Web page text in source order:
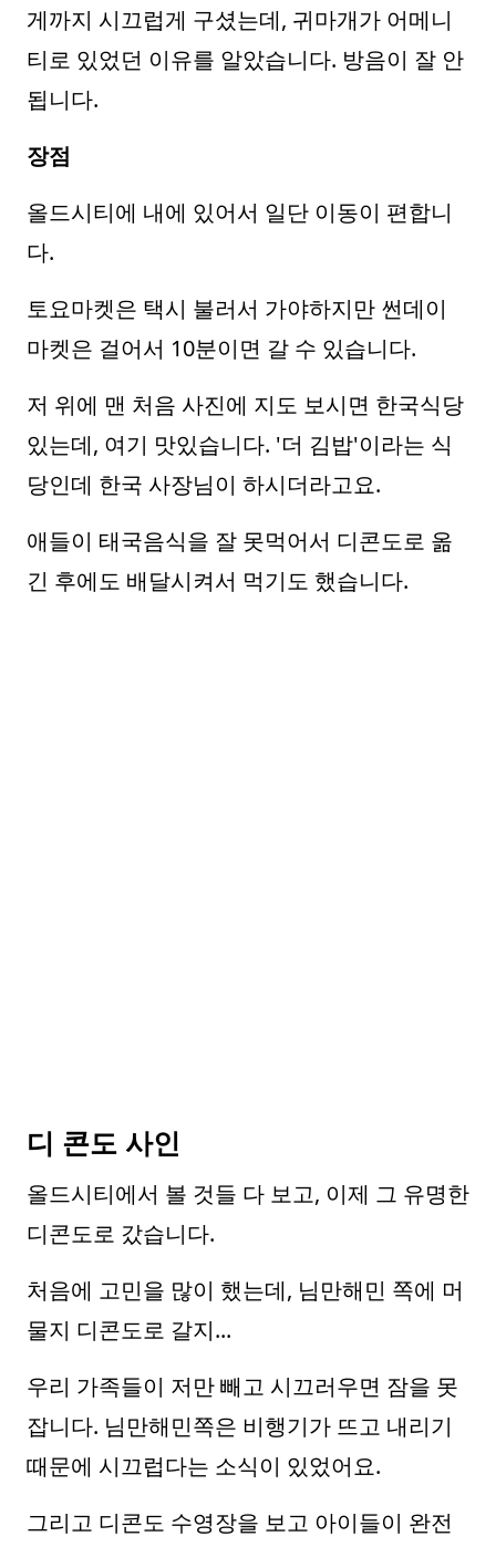
게까지 시끄럽게 구셨는데, 귀마개가 어메니
티로 있었던 이유를 알았습니다. 방음이 잘 안
됩니다.
장점
올드시티에 내에 있어서 일단 이동이 편합니
다.
토요마켓은 택시 불러서 가야하지만 썬데이
마켓은 걸어서 10분이면 갈 수 있습니다.
저 위에 맨 처음 사진에 지도 보시면 한국식당
있는데, 여기 맛있습니다. '더 김밥'이라는 식
당인데 한국 사장님이 하시더라고요.
애들이 태국음식을 잘 못먹어서 디콘도로 옮
긴 후에도 배달시켜서 먹기도 했습니다.
디 콘도 사인
올드시티에서 볼 것들 다 보고, 이제 그 유명한
디콘도로 갔습니다.
처음에 고민을 많이 했는데, 님만해민 쪽에 머
물지 디콘도로 갈지...
우리 가족들이 저만 빼고 시끄러우면 잠을 못
잡니다. 님만해민쪽은 비행기가 뜨고 내리기
때문에 시끄럽다는 소식이 있었어요.
그리고 디콘도 수영장을 보고 아이들이 완전